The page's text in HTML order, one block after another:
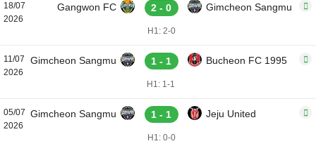
18/07
2026
Gangwon FC 2 - 0 Gimcheon Sangmu
H1: 2-0
11/07
2026
Gimcheon Sangmu 1 - 1 Bucheon FC 1995
H1: 1-1
05/07
2026
Gimcheon Sangmu 1 - 1 Jeju United
H1: 0-0